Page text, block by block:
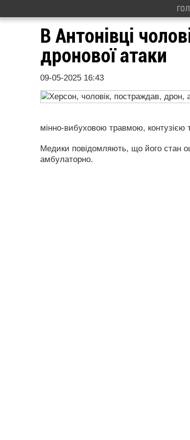
В Антонівці
дронової атаки
09-05-2025 16:43
мінно-вибуховою травмою,
Медики повідомляють, що його стан
амбулаторно.